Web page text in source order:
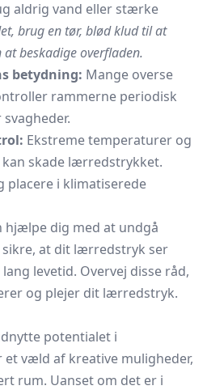
aldrig vand eller stærke
brug en tør, blød klud til at
beskadige overfladen.
betydning: Mange overse
rammerne periodisk
Ekstreme temperaturer og
skade lærredstrykket.
placere i klimatiserede
hjælpe dig med at undgå
at dit lærredstryk ser
levetid. Overvej disse råd,
og plejer dit lærredstryk.
potentialet i
et væld af kreative muligheder,
rum. Uanset om det er i